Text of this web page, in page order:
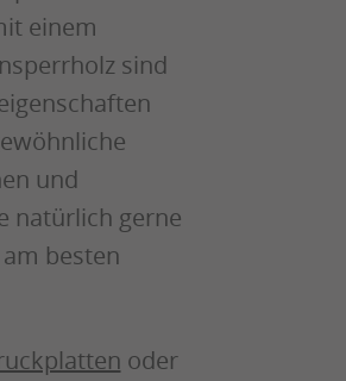
einem
sind
und
natürlich gerne
besten
oder